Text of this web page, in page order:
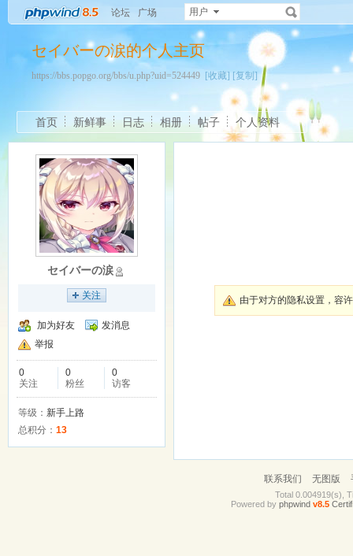
论坛 广场 用户
セイバーの涙的个人主页
https://bbs.popgo.org/bbs/u.php?uid=524449 [收藏] [复制]
首页 新鲜事 日志 相册 帖子 个人资料
セイバーの涙
关注
加为好友
发消息
举报
0
关注
0
粉丝
0
访客
等级： 新手上路
总积分： 13
由于对方的隐私设置，容
联系我们 无图版
Total 0.004919(s),
Powered by phpwind v8.5